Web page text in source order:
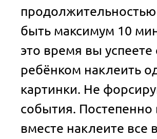
быть максимум 10
это время вы успеете
ребёнком наклеить
картинки. Не
события. Постепенно
вместе наклеите все